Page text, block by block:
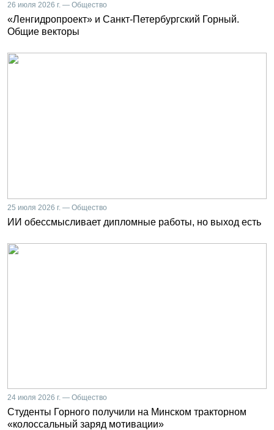
26 июля 2026 г. — Общество
«Ленгидропроект» и Санкт-Петербургский Горный.
Общие векторы
25 июля 2026 г. — Общество
ИИ обессмысливает дипломные работы, но выход есть
24 июля 2026 г. — Общество
Студенты Горного получили на Минском тракторном
«колоссальный заряд мотивации»